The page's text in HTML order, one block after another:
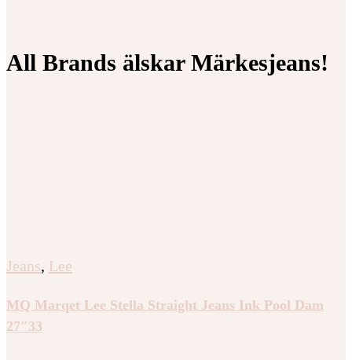
All Brands älskar Märkesjeans!
Jeans, Lee
MQ Marqet Lee Stella Straight Jeans Ink Pool Dam
27″33